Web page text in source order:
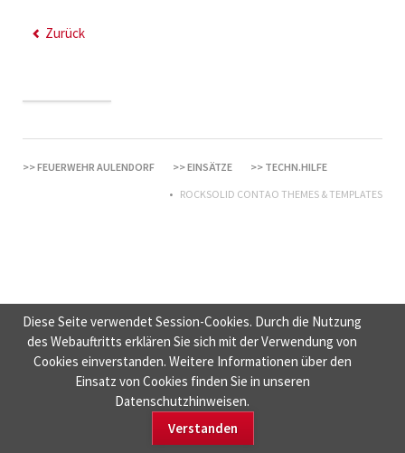
Zurück
FEUERWEHR AULENDORF EINSÄTZE
TECHN.HILFE
ROCKSOLID CONTAO THEMES & TEMPLATES
Diese Seite verwendet Session-Cookies. Durch die Nutzung
des Webauftritts erklären Sie sich mit der Verwendung von
Cookies einverstanden. Weitere Informationen über den
Einsatz von Cookies finden Sie in unseren
Datenschutzhinweisen.
Verstanden